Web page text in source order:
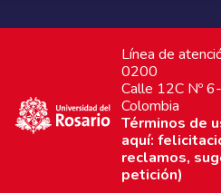
Línea de
0200
Calle 12C Nº
Colombia
Términos de
aquí:
reclamos,
petición)